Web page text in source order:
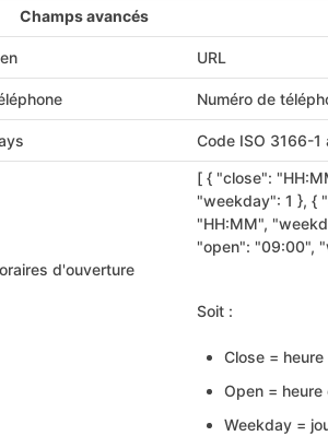
Champs avancés
URL
Numéro de
Code ISO 3166-1
d'ouverture
[ { "close":
"weekday": 1 }, {
"HH:MM",
"open": "09:00",
Soit :
Close =
Open =
Weekday =